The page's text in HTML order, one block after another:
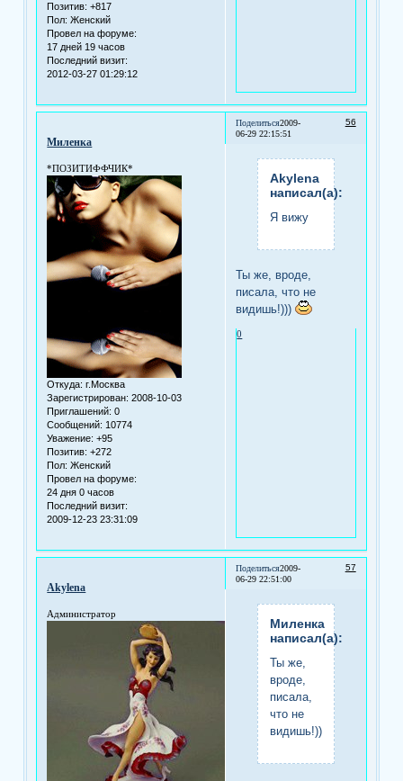
Позитив: +817
Пол: Женский
Провел на форуме:
17 дней 19 часов
Последний визит:
2012-03-27 01:29:12
Поделиться 56
2009-
06-29 22:15:51
Миленка
*ПОЗИТИФФЧИК*
Откуда: г.Москва
Зарегистрирован: 2008-10-03
Приглашений: 0
Сообщений: 10774
Уважение: +95
Позитив: +272
Пол: Женский
Провел на форуме:
24 дня 0 часов
Последний визит:
2009-12-23 23:31:09
Akylena
написал(а):
Я вижу
Ты же, вроде,
писала, что не
видишь!)))
0
Поделиться 57
2009-
06-29 22:51:00
Akylena
Администратор
Миленка
написал(а):
Ты же,
вроде,
писала,
что не
видишь!)))